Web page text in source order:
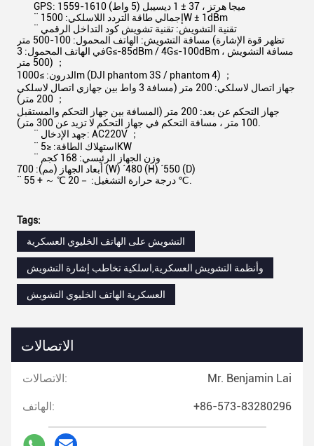
GPS: 1559-1610 ميجا هرتز ، 37 ± 1 ديسيبل (5 واط)
¨ إجمالي طاقة التردد اللاسلكي: 1500W ± 1dBm
¨ تقنية التشويش: تقنية تشويش كود التداخل الرقمي
مسافة التشويش: الهاتف المحمول: 100-500 متر (تظهر قوة الإشارة
في الهاتف المحمول: 3G≤-85dBm / 4G≤-100dBm ، مسافة التشويش
500 متر) ；
الدرون: ≥1000m (DJI phantom 3S / phantom 4) ；
جهاز اتصال لاسلكي: 200 متر (مسافة 3 واط بين جهازي اتصال لاسلكي
200 متر) ；
جهاز التحكم عن بعد: 200 متر (المسافة بين جهاز التحكم والمستقبل
100 متر ، مسافة التحكم في جهاز التحكم لا تزيد عن 300 متر).
¨ جهد الإدخال: AC220V ；
¨ استهلاك الطاقة: ≤5KW
¨ وزن الجهاز الرئيسي: 168 كجم
أبعاد الجهاز (مم): 700 (W) ´480 (H) ´550 (D)
¨ درجة حرارة التشغيل: －20 ℃ ～ + 55 ℃.
Tags:
التشويش على الهاتف الخليوي العسكرية
وأنظمة التشويش العسكرية,اسلكية تخاطب إشارة التشويش
العسكرية الهاتف الخليوي التشويش
الاتصالات
الاتصالات: Mr. Benjamin Lai
الهاتف: +86-573-83280296